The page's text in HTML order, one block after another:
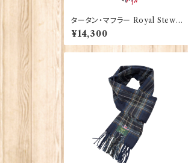
タータン・マフラー Royal Stewar
t 【Glencroft】 00207_RS
¥14,300